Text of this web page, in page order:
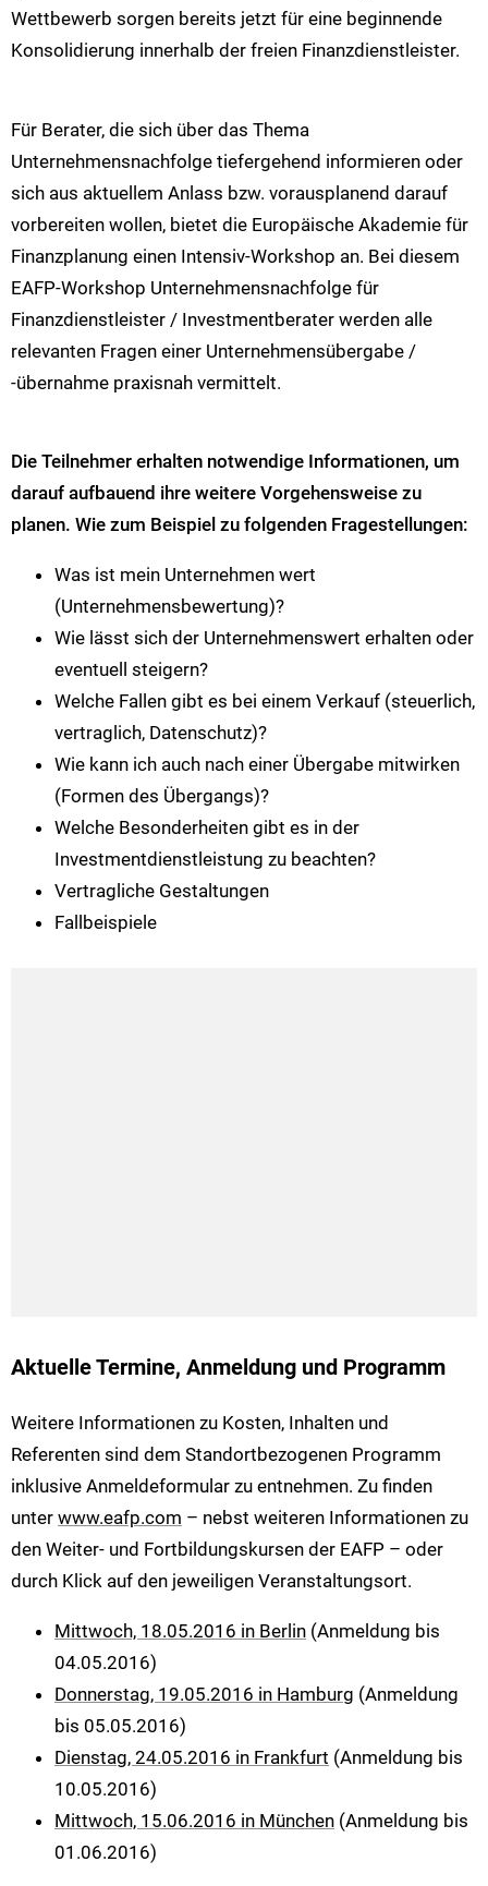
Wettbewerb sorgen bereits jetzt für eine beginnende
Konsolidierung innerhalb der freien Finanzdienstleister.
Für Berater, die sich über das Thema
Unternehmensnachfolge tiefergehend informieren oder
sich aus aktuellem Anlass bzw. vorausplanend darauf
vorbereiten wollen, bietet die Europäische Akademie für
Finanzplanung einen Intensiv-Workshop an. Bei diesem
EAFP-Workshop Unternehmensnachfolge für
Finanzdienstleister / Investmentberater werden alle
relevanten Fragen einer Unternehmensübergabe /
-übernahme praxisnah vermittelt.
Die Teilnehmer erhalten notwendige Informationen, um
darauf aufbauend ihre weitere Vorgehensweise zu
planen. Wie zum Beispiel zu folgenden Fragestellungen:
Was ist mein Unternehmen wert
(Unternehmensbewertung)?
Wie lässt sich der Unternehmenswert erhalten oder
eventuell steigern?
Welche Fallen gibt es bei einem Verkauf (steuerlich,
vertraglich, Datenschutz)?
Wie kann ich auch nach einer Übergabe mitwirken
(Formen des Übergangs)?
Welche Besonderheiten gibt es in der
Investmentdienstleistung zu beachten?
Vertragliche Gestaltungen
Fallbeispiele
Aktuelle Termine, Anmeldung und Programm
Weitere Informationen zu Kosten, Inhalten und
Referenten sind dem Standortbezogenen Programm
inklusive Anmeldeformular zu entnehmen. Zu finden
unter www.eafp.com – nebst weiteren Informationen zu
den Weiter- und Fortbildungskursen der EAFP – oder
durch Klick auf den jeweiligen Veranstaltungsort.
Mittwoch, 18.05.2016 in Berlin (Anmeldung bis
04.05.2016)
Donnerstag, 19.05.2016 in Hamburg (Anmeldung
bis 05.05.2016)
Dienstag, 24.05.2016 in Frankfurt (Anmeldung bis
10.05.2016)
Mittwoch, 15.06.2016 in München (Anmeldung bis
01.06.2016)